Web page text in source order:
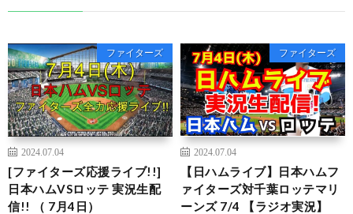
ファイターズ
2024.07.04
[ファイターズ応援ライブ!!]
日本ハムVSロッテ 実況生配
信!! （ 7月4日）
ファイターズ
2024.07.04
【日ハムライブ】日本ハムフ
ァイターズ対千葉ロッテマリ
ーンズ 7/4 【ラジオ実況】